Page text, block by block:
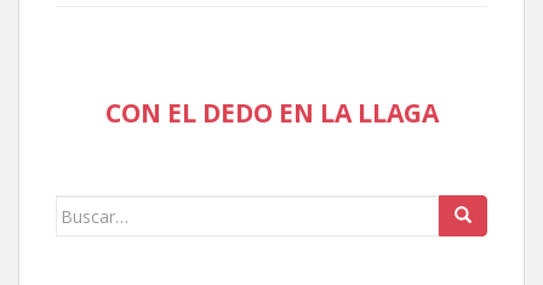
CON EL DEDO EN LA LLAGA
Buscar: